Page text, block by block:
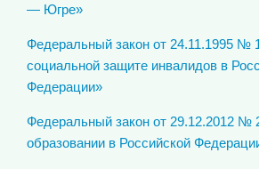
— Югре»
Федеральный закон от 24.11.1995 №
социальной защите инвалидов в
Федерации»
Федеральный закон от 29.12.2012 №
образовании в Российской